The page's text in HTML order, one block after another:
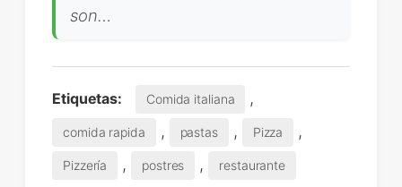
son…
Etiquetas: Comida italiana ,
comida rapida , pastas , Pizza ,
Pizzería , postres , restaurante